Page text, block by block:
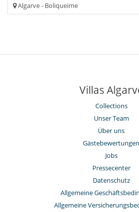
Algarve - Boliqueime
Villas
Collections
Unser Team
Über uns
Gästebewertungen
Jobs
Pressecenter
Datenschutz
Allgemeine
Allgemeine